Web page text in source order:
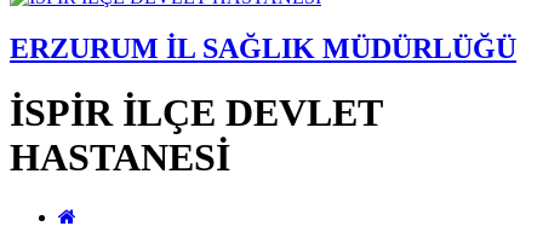
ERZURUM İL SAĞLIK MÜDÜRLÜĞÜ
İSPİR İLÇE DEVLET
HASTANESİ